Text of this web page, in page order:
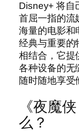
Disney+ 将自
首屈一指的流
海量的电影和
经典与重要的
相结合，它提
各种设备的无
随时随地享受
《夜魔
么？